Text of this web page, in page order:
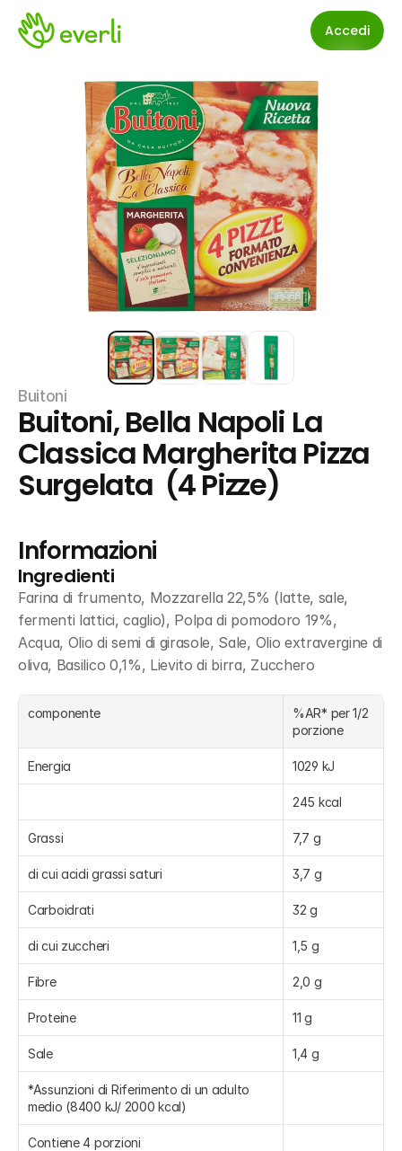
Accedi
Buitoni
Buitoni, Bella Napoli La
Classica Margherita Pizza
Surgelata  (4 Pizze)
Informazioni
Ingredienti
Farina di frumento, Mozzarella 22,5% (latte, sale,
fermenti lattici, caglio), Polpa di pomodoro 19%,
Acqua, Olio di semi di girasole, Sale, Olio extravergine di
oliva, Basilico 0,1%, Lievito di birra, Zucchero
componente
%AR* per 1/2
porzione
Energia 1029 kJ
245 kcal
Grassi 7,7 g
di cui acidi grassi saturi 3,7 g
Carboidrati 32 g
di cui zuccheri 1,5 g
Fibre 2,0 g
Proteine 11 g
Sale 1,4 g
*Assunzioni di Riferimento di un adulto
medio (8400 kJ/ 2000 kcal)
Contiene 4 porzioni